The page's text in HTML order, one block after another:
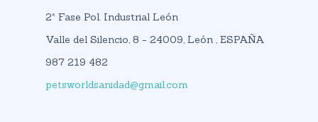
2ª Fase Pol. Industrial León
Valle del Silencio, 8 - 24009, León , ESPAÑA
987 219 482
petsworldsanidad@gmail.com